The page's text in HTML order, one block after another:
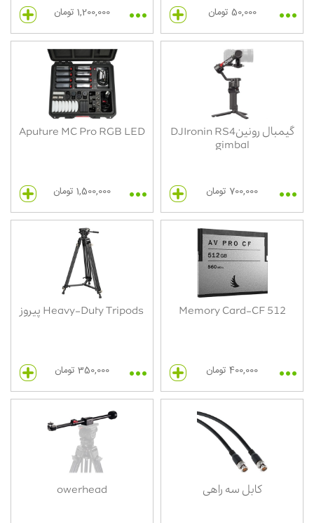
50,000 تومان 1,200,000 تومان
گیمبال رونینDJIronin RS4
gimbal
700,000 تومان
Aputure MC Pro RGB LED
1,500,000 تومان
Memory Card-CF 512
400,000 تومان
Heavy-Duty Tripods پیروز
350,000 تومان
کابل سه راهی owerhead